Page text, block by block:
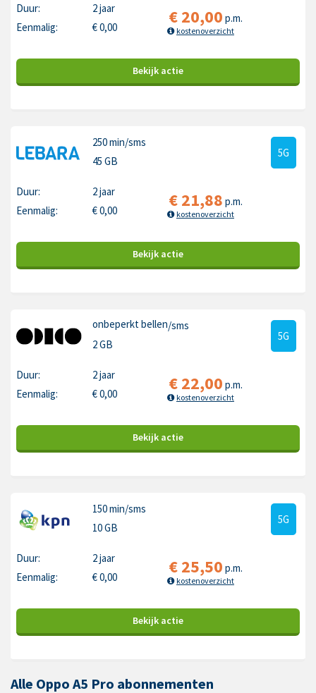
Duur:
2 jaar
Eenmalig:
€0,00 €20,00 p.m.
kostenoverzicht
Bekijk actie
250 min/sms
45 GB
5G
Duur:
2 jaar
Eenmalig:
€0,00 €21,88 p.m.
kostenoverzicht
Bekijk actie
onbeperkt bellen/sms
2 GB
5G
Duur:
2 jaar
Eenmalig:
€0,00 €22,00 p.m.
kostenoverzicht
Bekijk actie
150 min/sms
10 GB
5G
Duur:
2 jaar
Eenmalig:
€0,00 €25,50 p.m.
kostenoverzicht
Bekijk actie
Alle Oppo A5 Pro abonnementen